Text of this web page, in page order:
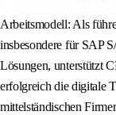
Arbeitsmodell: Als
insbesondere für SAP
Lösungen, unterstützt
erfolgreich die digitale
mittelständischen